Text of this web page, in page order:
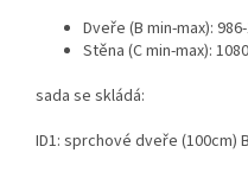
Dveře (B min-max):
Stěna (C min-max):
sada se skládá:
ID1: sprchové dveře (100cm)